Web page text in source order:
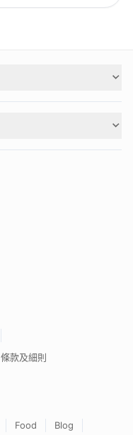
條款及細則
Food Blog